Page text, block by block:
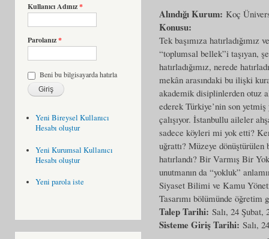
Kullanıcı Adınız*
Parolanız*
Beni bu bilgisayarda hatırla
Yeni Bireysel Kullanıcı
Hesabı oluştur
Yeni Kurumsal Kullanıcı
Hesabı oluştur
Yeni parola iste
Alındığı Kurum: Koç
Konusu:
Tek başımıza
“toplumsal bellek”i taşıyan,
hatırladığımız, nerede
mekân arasındaki bu ilişki
akademik disiplinlerden otuz
ederek Türkiye’nin son
çalışıyor. İstanbullu aileler
sadece köyleri mi yok etti?
uğrattı? Müzeye
hatırlandı? Bir Varmış Bir
unutmanın da “yokluk”
Siyaset Bilimi ve Kamu
Tasarımı bölümünde öğretim
Talep Tarihi: Salı, 24 Şubat,
Sisteme Giriş Tarihi: Salı,